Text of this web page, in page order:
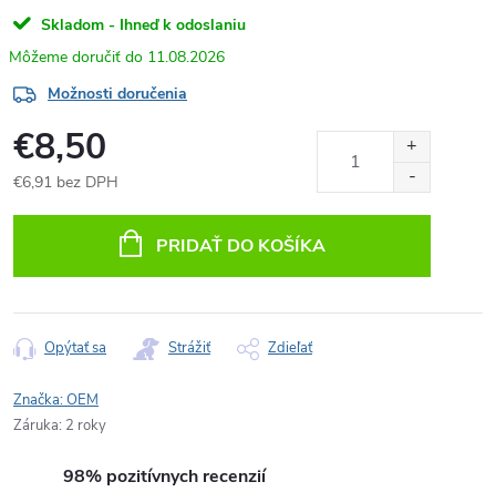
Skladom - Ihneď k odoslaniu
11.08.2026
Možnosti doručenia
€8,50
€6,91 bez DPH
PRIDAŤ DO KOŠÍKA
Opýtať sa Strážiť Zdieľať
Značka:OEM
Záruka: 2 roky
98% pozitívnych recenzií